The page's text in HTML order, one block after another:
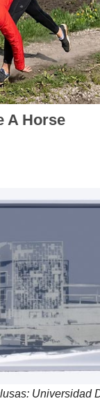
Universidad